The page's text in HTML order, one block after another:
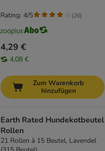
4,29 €
4,08 €
Rating: 4/5 (26)
Zum Warenkorb
hinzufügen
Earth Rated Hundekotbeutel
Rollen
21 Rollen à 15 Beutel, Lavendel